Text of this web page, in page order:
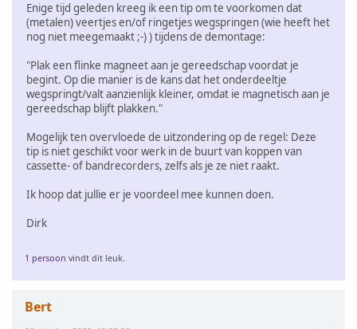
Enige tijd geleden kreeg ik een tip om te voorkomen dat
(metalen) veertjes en/of ringetjes wegspringen (wie heeft het
nog niet meegemaakt ;-) ) tijdens de demontage:
"Plak een flinke magneet aan je gereedschap voordat je
begint. Op die manier is de kans dat het onderdeeltje
wegspringt/valt aanzienlijk kleiner, omdat ie magnetisch aan je
gereedschap blijft plakken."
Mogelijk ten overvloede de uitzondering op de regel: Deze
tip is niet geschikt voor werk in de buurt van koppen van
cassette- of bandrecorders, zelfs als je ze niet raakt.
Ik hoop dat jullie er je voordeel mee kunnen doen.
Dirk
1 persoon vindt dit leuk.
Bert